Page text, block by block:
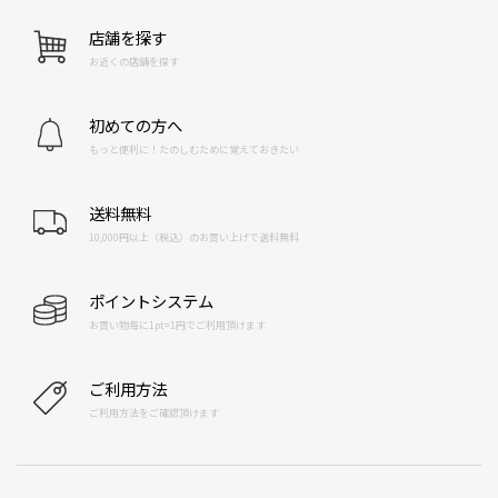
店舗を探す
お近くの店舗を探す
初めての方へ
もっと便利に！たのしむために覚えておきたい
送料無料
10,000円以上（税込）のお買い上げで送料無料
ポイントシステム
お買い物毎に1pt=1円でご利用頂けます
ご利用方法
ご利用方法をご確認頂けます